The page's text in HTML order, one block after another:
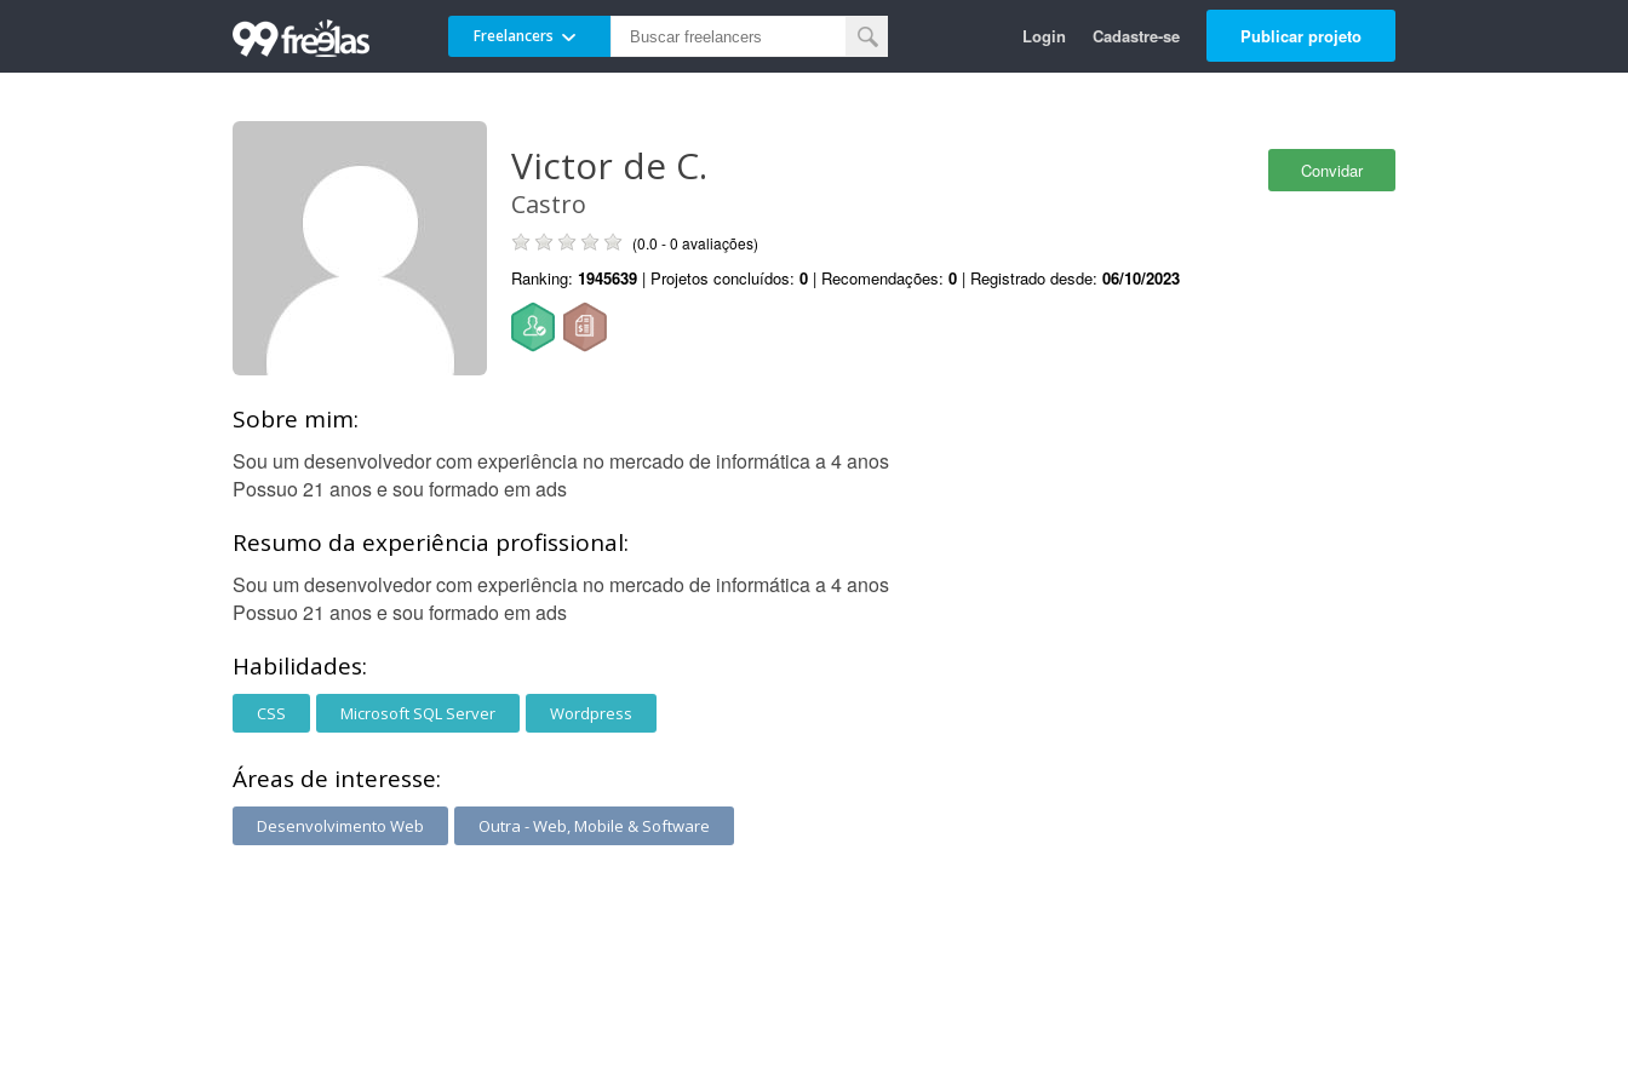
Freelancers Login Cadastre-se Publicar projeto
Convidar
Victor de C.
Castro
(0.0 - 0 avaliações)
Ranking: 1945639 | Projetos concluídos: 0 | Recomendações: 0 | Registrado desde: 06/10/2023
Sobre mim:
Sou um desenvolvedor com experiência no mercado de informática a 4 anos
Possuo 21 anos e sou formado em ads
Resumo da experiência profissional:
Sou um desenvolvedor com experiência no mercado de informática a 4 anos
Possuo 21 anos e sou formado em ads
Habilidades:
CSS Microsoft SQL Server Wordpress
Áreas de interesse:
Desenvolvimento Web Outra - Web, Mobile & Software